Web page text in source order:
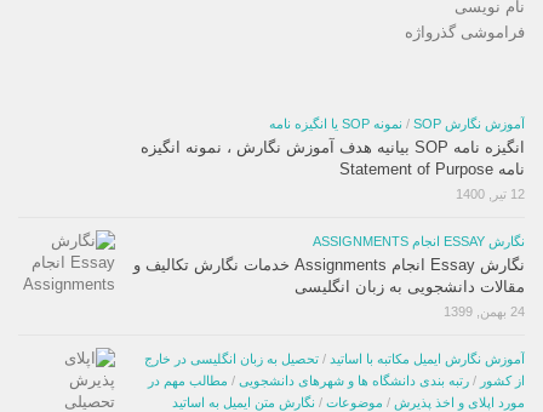
نام نویسی
فراموشی گذرواژه
آموزش نگارش SOP / نمونه SOP یا انگیزه نامه
انگیزه نامه SOP بیانیه هدف آموزش نگارش ، نمونه انگیزه
نامه Statement of Purpose
12 تیر, 1400
نگارش ESSAY انجام ASSIGNMENTS
نگارش Essay انجام Assignments خدمات نگارش تکالیف و
مقالات دانشجویی به زبان انگلیسی
24 بهمن, 1399
آموزش نگارش ایمیل مکاتبه با اساتید / تحصیل به زبان انگلیسی در خارج
از کشور / رتبه بندی دانشگاه ها و شهرهای دانشجویی / مطالب مهم در
مورد اپلای و اخذ پذیرش / موضوعات / نگارش متن ایمیل به اساتید